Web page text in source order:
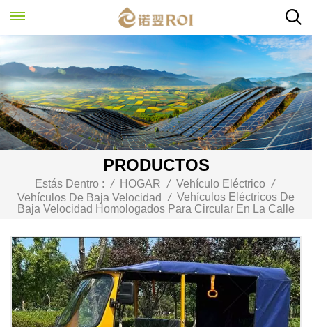
PRODUCTOS
Estás Dentro : / HOGAR / Vehículo Eléctrico /
Vehículos De Baja Velocidad
/ Vehículos Eléctricos De
Baja Velocidad Homologados Para Circular En La Calle